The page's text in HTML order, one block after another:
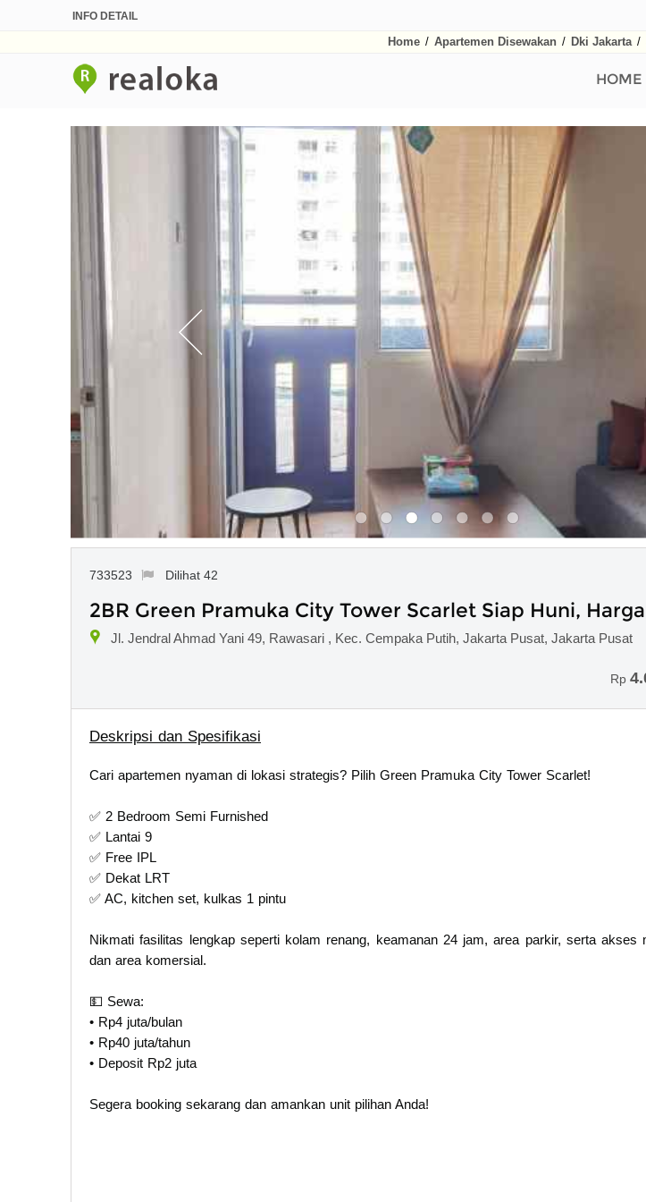
INFO DETAIL
Home / Apartemen Disewakan / Dki Jakarta /
HOME
733523 Dilihat 42
2BR Green Pramuka City Tower Scarlet Siap Huni,
Jl. Jendral Ahmad Yani 49, Rawasari , Kec. Cempaka Putih, Jakarta Pusat, Jakarta Pusat
Rp
Deskripsi dan Spesifikasi
Cari apartemen nyaman di lokasi strategis? Pilih Green Pramuka City Tower Scarlet!
✅ 2 Bedroom Semi Furnished
✅ Lantai 9
✅ Free IPL
✅ Dekat LRT
✅ AC, kitchen set, kulkas 1 pintu
Nikmati fasilitas lengkap seperti kolam renang, keamanan 24 jam, area parkir, serta akses
dan area komersial.
💵 Sewa:
• Rp4 juta/bulan
• Rp40 juta/tahun
• Deposit Rp2 juta
Segera booking sekarang dan amankan unit pilihan Anda!